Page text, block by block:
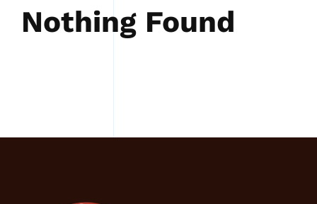
Nothing Found